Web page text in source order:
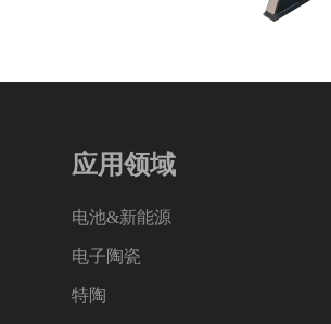
应用领域
电池&新能源
电子陶瓷
特陶